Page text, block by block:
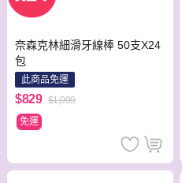
奈森克林細滑牙線棒 50支X24
包
此商品免運
$829 $1,099
免運